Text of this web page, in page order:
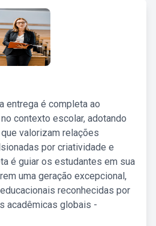
entrega é completa ao
contexto escolar, adotando
valorizam relações
por criatividade e
é guiar os estudantes em sua
uma geração excepcional,
reconhecidas por
acadêmicas globais -